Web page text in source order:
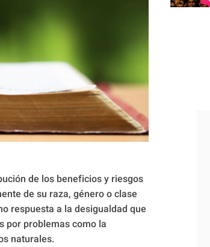
de los beneficios y riesgos
de su raza, género o clase
respuesta a la desigualdad que
por problemas como la
naturales.